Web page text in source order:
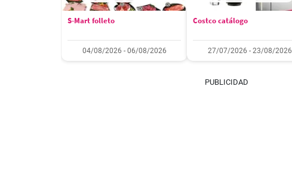
S-Mart folleto
04/08/2026 - 06/08/2026
Costco catálogo
27/07/2026 - 23/08/2026
PUBLICIDAD